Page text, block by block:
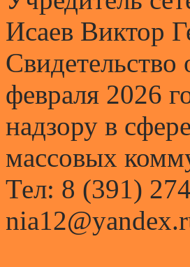
Исаев Виктор
февраля 2026
надзору в
массовых
Тел: 8 (391)